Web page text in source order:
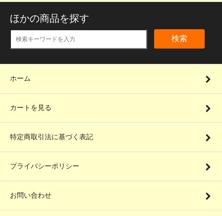
ほかの商品を探す
検索
ホーム
カートを見る
特定商取引法に基づく表記
プライバシーポリシー
お問い合わせ